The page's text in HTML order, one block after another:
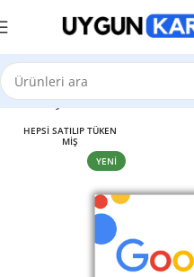
Ana Sayfa NFC ve QR Kod
HEPSI SATILIP TÜKEN
MIŞ
YENI